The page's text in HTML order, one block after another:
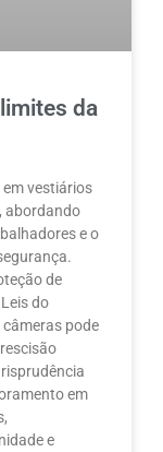
da
vestiários
abordando
e o
de
do
câmeras pode
em
e